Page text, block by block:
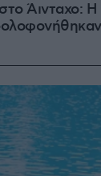
Άινταχο: